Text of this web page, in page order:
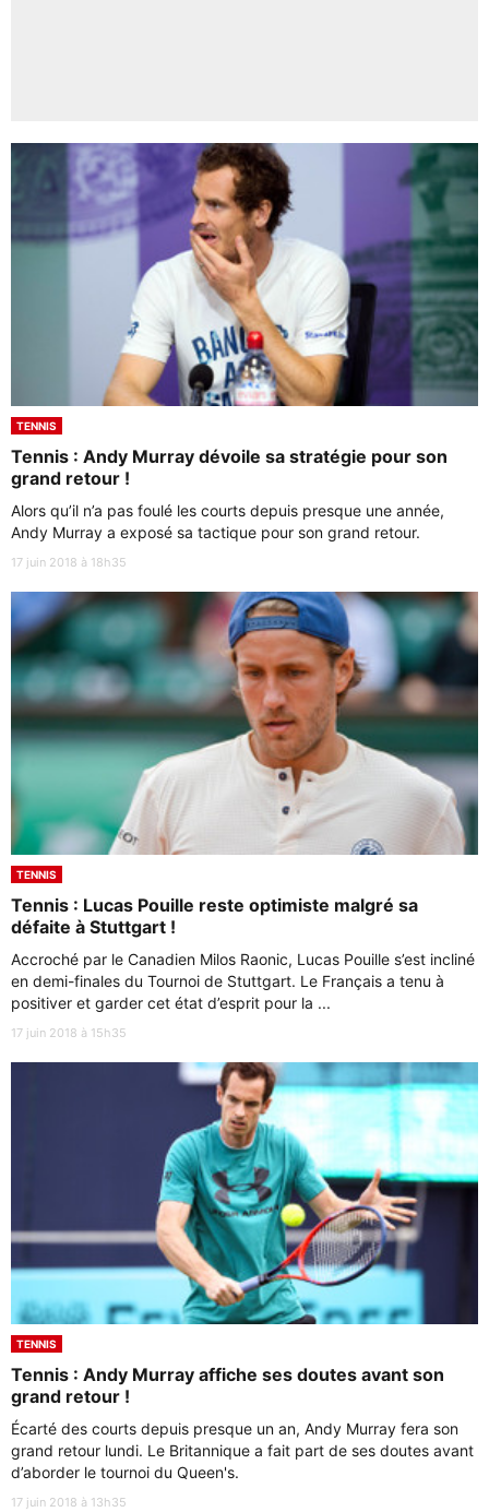
TENNIS
Tennis : Andy Murray dévoile sa stratégie pour son
grand retour !
Alors qu’il n’a pas foulé les courts depuis presque une année,
Andy Murray a exposé sa tactique pour son grand retour.
17 juin 2018 à 18h35
TENNIS
Tennis : Lucas Pouille reste optimiste malgré sa
défaite à Stuttgart !
Accroché par le Canadien Milos Raonic, Lucas Pouille s’est incliné
en demi-finales du Tournoi de Stuttgart. Le Français a tenu à
positiver et garder cet état d’esprit pour la ...
17 juin 2018 à 15h35
TENNIS
Tennis : Andy Murray affiche ses doutes avant son
grand retour !
Écarté des courts depuis presque un an, Andy Murray fera son
grand retour lundi. Le Britannique a fait part de ses doutes avant
d’aborder le tournoi du Queen's.
17 juin 2018 à 13h35